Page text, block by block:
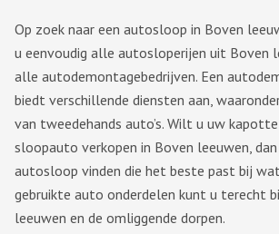
Op zoek naar een autosloop in Boven
u eenvoudig alle autosloperijen uit Boven
alle autodemontagebedrijven. Een
biedt verschillende diensten aan,
van tweedehands auto’s. Wilt u uw
sloopauto verkopen in Boven leeuwen,
autosloop vinden die het beste past bij
gebruikte auto onderdelen kunt u terecht
leeuwen en de omliggende dorpen.